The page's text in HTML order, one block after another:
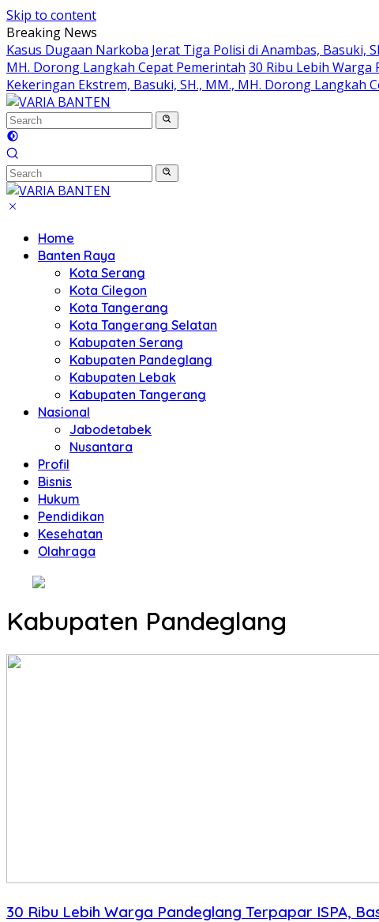
Skip to content
Breaking News
Kasus Dugaan Narkoba Jerat Tiga Polisi di Anambas, Basuki,
MH. Dorong Langkah Cepat Pemerintah 30 Ribu Lebih Warga
Kekeringan Ekstrem, Basuki, SH., MM., MH. Dorong Langkah
Home
Banten Raya
Kota Serang
Kota Cilegon
Kota Tangerang
Kota Tangerang Selatan
Kabupaten Serang
Kabupaten Pandeglang
Kabupaten Lebak
Kabupaten Tangerang
Nasional
Jabodetabek
Nusantara
Profil
Bisnis
Hukum
Pendidikan
Kesehatan
Olahraga
Kabupaten Pandeglang
30 Ribu Lebih Warga Pandeglang Terpapar ISPA,